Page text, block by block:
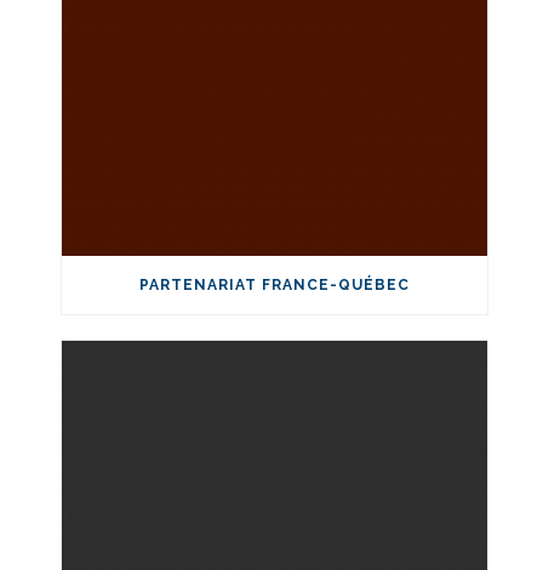
PARTENARIAT FRANCE-QUÉBEC